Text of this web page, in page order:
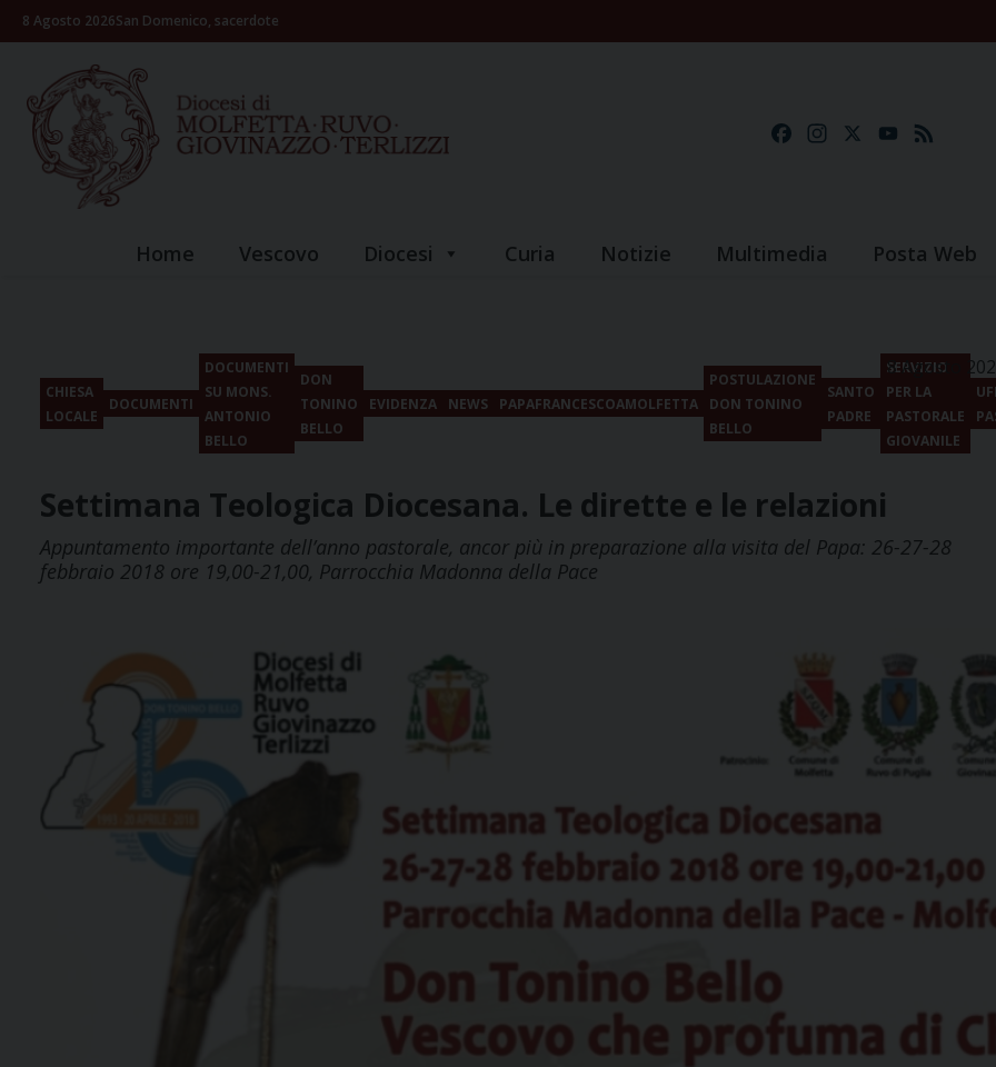
Skip8 Agosto 2026San Domenico, sacerdote
FacebookInstagramYouTube
Home Vescovo Diocesi Curia Notizie Multimedia Posta Web
CHIESA
LOCALE
DOCUMENTI
DOCUMENTI
SU MONS.
ANTONIO
BELLO
DON
TONINO
BELLO
EVIDENZA NEWS PAPAFRANCESCOAMOLFETTA
POSTULAZIONE
DON TONINO
BELLO
SANTO
PADRE
SERVIZIO
PER LA
PASTORALE
GIOVANILE
8 Agosto
Settimana Teologica Diocesana. Le dirette e le relazioni
Appuntamento importante dell’anno pastorale, ancor più in preparazione alla visita del Papa: 26-27-28
febbraio 2018 ore 19,00-21,00, Parrocchia Madonna della Pace